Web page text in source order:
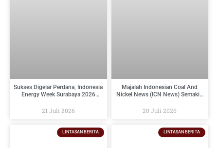
Sukses Digelar Perdana, Indonesia
Energy Week Surabaya 2026
Indonesia Timur dan Siap Kembali
21 Juli 2026
Majalah Indonesian Coal And
Nickel News (ICN News) Semakin
Dan Industri Pendukungnya
20 Juli 2026
LINTASAN BERITA LINTASAN BERITA